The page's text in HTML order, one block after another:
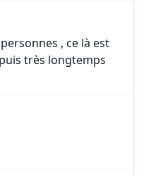
, ce là est
très longtemps